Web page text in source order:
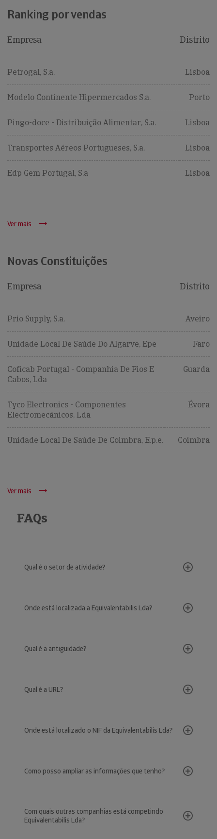
Ranking por vendas
Empresa Distrito
Petrogal, S.a. Lisboa
Modelo Continente Hipermercados S.a. Porto
Pingo-doce - Distribuição Alimentar, S.a. Lisboa
Transportes Aéreos Portugueses, S.a. Lisboa
Edp Gem Portugal, S.a Lisboa
Ver mais
Novas Constituições
Empresa Distrito
Prio Supply, S.a. Aveiro
Unidade Local De Saúde Do Algarve, Epe Faro
Coficab Portugal - Companhia De Fios E
Cabos, Lda
Guarda
Tyco Electronics - Componentes
Electromecânicos, Lda
Évora
Unidade Local De Saúde De Coimbra, E.p.e. Coimbra
Ver mais
FAQs
Qual é o setor de atividade?
Onde está localizada a Equivalentabilis Lda?
Qual é a antiguidade?
Qual é a URL?
Onde está localizado o NIF da Equivalentabilis Lda?
Como posso ampliar as informações que tenho?
Com quais outras companhias está competindo
Equivalentabilis Lda?